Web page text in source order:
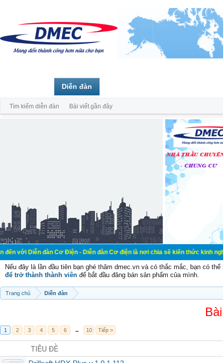
đàn Cơ Điện - Diễn đàn Cơ điện là nơi chia sẽ kiến thức kinh nghiệm
Nếu đây là lần đầu tiên bạn ghé thăm dmec.vn và có thắc mắc, bạn có
để trở thành thành viên để bắt đầu đăng bán sản phẩm của mình.
Trang chủ Diễn đàn
1 2 3 4 5 6 → 10 Tiếp >
TIÊU ĐỀ
Diễn đàn
Tìm kiếm diễn đàn Bài viết gần đây